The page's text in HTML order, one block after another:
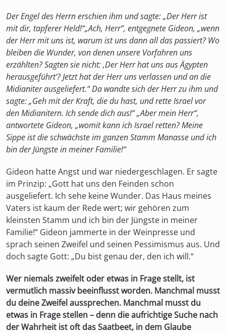
Der Engel des Herrn erschien ihm und sagte: „Der Herr ist
mit dir, tapferer Held!“„Ach, Herr“, entgegnete Gideon, „wenn
der Herr mit uns ist, warum ist uns dann all das passiert? Wo
bleiben die Wunder, von denen unsere Vorfahren uns
erzählten? Sagten sie nicht: ‚Der Herr hat uns aus Ägypten
herausgeführt‘? Jetzt hat der Herr uns verlassen und an die
Midianiter ausgeliefert.“Da wandte sich der Herr zu ihm und
sagte: „Geh mit der Kraft, die du hast, und rette Israel vor
den Midianitern. Ich sende dich aus!“„Aber mein Herr“,
antwortete Gideon, „womit kann ich Israel retten? Meine
Sippe ist die schwächste im ganzen Stamm Manasse und ich
bin der Jüngste in meiner Familie!“
Gideon hatte Angst und war niedergeschlagen. Er sagte
im Prinzip: „Gott hat uns den Feinden schon
ausgeliefert. Ich sehe keine Wunder. Das Haus meines
Vaters ist kaum der Rede wert; wir gehören zum
kleinsten Stamm und ich bin der Jüngste in meiner
Familie!“ Gideon jammerte in der Weinpresse und
sprach seinen Zweifel und seinen Pessimismus aus. Und
doch sagte Gott: „Du bist genau der, den ich will.“
Wer niemals zweifelt oder etwas in Frage stellt, ist
vermutlich massiv beeinflusst worden. Manchmal musst
du deine Zweifel aussprechen. Manchmal musst du
etwas in Frage stellen – denn die aufrichtige Suche nach
der Wahrheit ist oft das Saatbeet, in dem Glaube